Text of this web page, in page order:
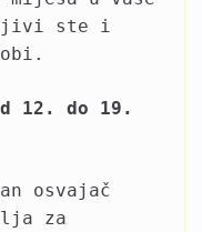
ste i
12. do 19.
osvajač
za